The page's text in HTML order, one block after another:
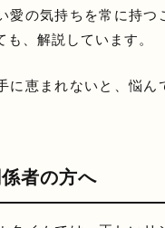
愛の気持ちを常に持つ
も、解説しています。
に恵まれないと、悩ん
者の方へ